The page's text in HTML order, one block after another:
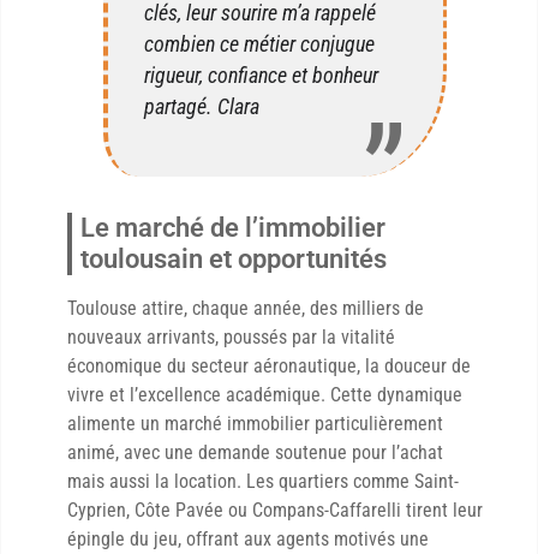
clés, leur sourire m’a rappelé
combien ce métier conjugue
rigueur, confiance et bonheur
partagé. Clara
Le marché de l’immobilier
toulousain et opportunités
Toulouse attire, chaque année, des milliers de
nouveaux arrivants, poussés par la vitalité
économique du secteur aéronautique, la douceur de
vivre et l’excellence académique. Cette dynamique
alimente un marché immobilier particulièrement
animé, avec une demande soutenue pour l’achat
mais aussi la location. Les quartiers comme Saint-
Cyprien, Côte Pavée ou Compans-Caffarelli tirent leur
épingle du jeu, offrant aux agents motivés une